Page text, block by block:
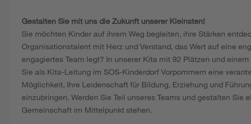
Gestalten Sie mit uns die Zukunft unserer Kleinsten!
Sie möchten Kinder auf ihrem Weg begleiten, ihre Stärken
Organisationstalent mit Herz und Verstand, das Wert auf eine
engagiertes Team legt? In unserer Kita mit 92 Plätzen und
Sie als Kita-Leitung im SOS-Kinderdorf Vorpommern eine
Möglichkeit, Ihre Leidenschaft für Bildung, Erziehung und
einzubringen. Werden Sie Teil unseres Teams und gestalten Sie
Gemeinschaft im Mittelpunkt stehen.